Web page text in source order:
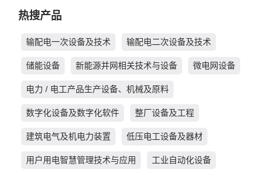
热搜产品
输配电一次设备及技术 输配电二次设备及技术
储能设备 新能源并网相关技术与设备 微电网设备
电力 / 电工产品生产设备、机械及原料
数字化设备及数字化软件 整厂设备及工程
建筑电气及机电力装置 低压电工设备及器材
用户用电智慧管理技术与应用 工业自动化设备